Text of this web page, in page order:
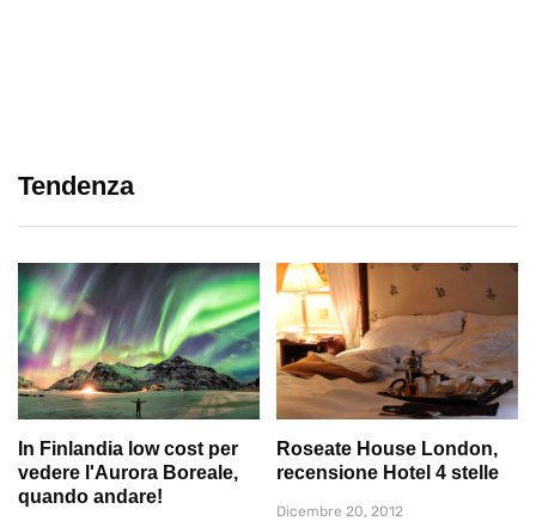
Tendenza
In Finlandia low cost per
vedere l'Aurora Boreale,
quando andare!
Roseate House London,
recensione Hotel 4 stelle
Dicembre 20, 2012